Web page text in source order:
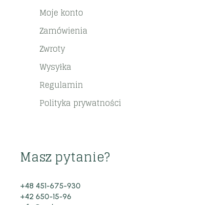
Moje konto
Zamówienia
Zwroty
Wysyłka
Regulamin
Polityka prywatności
Masz pytanie?
+48 451-675-930
+42 650-15-96